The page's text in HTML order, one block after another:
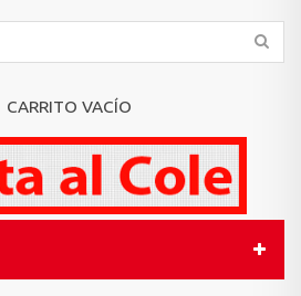
CARRITO VACÍO